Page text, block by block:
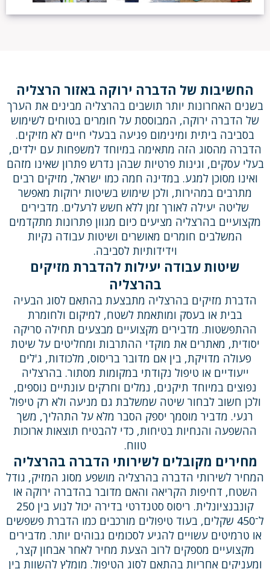
החשיבות של הדברה ירוקה באזור הרצליה
בשנים האחרונות יותר תושבים בהרצליה מבינים את הערך
של הדברה ירוקה, המבוססת על חומרים בטוחים לשימוש
בסביבה ביתית ומינימום פגיעה בבעלי חיים לא מזיקים.
הדברה מהסוג הזה מתאימה במיוחד למשפחות עם ילדים,
בעלי עסקים, וגינות פרטיות שבהן נדרש פתרון שאינו מזהם
ואינו מסוכן למגע. במדינה חמה כמו ישראל, מזיקים רבים
מתרבים במהירות, ולכן שימוש בשיטות ירוקות מאפשר
שליטה יעילה לאורך זמן ללא חשש לרעלים. מדבירים
מקצועיים בהרצליה מציעים כיום מגוון פתרונות מתקדמים
המשלבים חומרים מאושרים ושיטות עבודה נקיות
וידידותיות לסביבה.
שיטות עבודה יעילות להדברת מזיקים
בהרצליה
הדברת מזיקים בהרצליה מתבצעת בהתאם לסוג הבעיה
בבית או בעסק ומותאמת לשטח, למיקום ולחומרת
ההתפשטות. מדבירים מקצועיים מבצעים תחילה סריקה
יסודית, מאתרים את מוקדי ההתרבות ומחליטים על שיטת
פעולה מדויקת, בין אם מדובר בריסוס, מלכודות, ג'לים
ייעודיים או טיפול נקודתי במקומות מסתור. בהרצליה
נפוצים במיוחד תיקנים, נמלים וחרקים עונתיים נוספים,
ולכן חשוב לבחור שיטה שמשלבת גם מניעה ולא רק טיפול
רגעי. מדביר מוסמך יספק הסבר מלא על התהליך, משך
ההשפעה והנחיות בטיחות, כדי להבטיח תוצאות ארוכות
טווח.
מחירים מקובלים לשירותי הדברה בהרצליה
המחיר לשירותי הדברה בהרצליה מושפע מסוג המזיק, גודל
השטח, דחיפות הקריאה והאם מדובר בהדברה ירוקה או
קונבנציונלית. ריסוס סטנדרטי בדירה יכול לנוע בין 250
ל־450 שקלים, בעוד טיפולים מורכבים כמו הדברת פשפשים
או טרמיטים עשויים להגיע לסכומים גבוהים יותר. מדבירים
מקצועיים מספקים לרוב הצעת מחיר לאחר אבחון קצר,
ומעניקים אחריות בהתאם לסוג הטיפול. מומלץ להשוות בין